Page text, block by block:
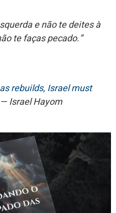
e não te deites à
te faças pecado.”
rebuilds, Israel must
Israel Hayom